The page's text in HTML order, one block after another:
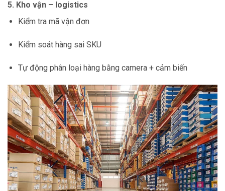
5. Kho vận – logistics
Kiểm tra mã vận đơn
Kiểm soát hàng sai SKU
Tự động phân loại hàng bằng camera + cảm biến